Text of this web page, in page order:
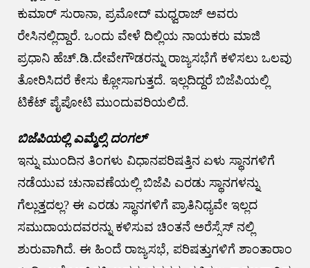
ಕುಮಾರ್ ಸುರಾನಾ, ಪ್ರಮೋದ್ ಮಧ್ವರಾಜ್ ಅವರು
ರೇಸಿನಲ್ಲಿದ್ದಾರೆ. ಒಂದು ವೇಳೆ ದಿಲ್ಲಿಯ ನಾಯಕರು ಮಾಜಿ
ಪ್ರಧಾನಿ ಹೆಚ್.ಡಿ.ದೇವೇಗೌಡರನ್ನು ರಾಜ್ಯಸಭೆಗೆ ಕಳಿಸಲು‌ ಒಲವು
ತೋರಿಸಿದರೆ ಕೇಸು ಕ್ಲೋಸಾಗುತ್ತದೆ. ಇಲ್ಲದಿದ್ದರೆ ಬಿಜೆಪಿಯಲ್ಲಿ
ಟಿಕೆಟ್ ಪೈಪೋಟಿ ಮುಂದುವರಿಯಲಿದೆ.
ಬಿಜೆಪಿಯಲ್ಲಿ ಎಮ್ಮೆಲ್ಸಿ ದಂಗಲ್
ಇನ್ನು ಮುಂದಿನ ತಿಂಗಳು ವಿಧಾನಪರಿಷತ್ತಿನ ಏಳು ಸ್ಥಾನಗಳಿಗೆ
ನಡೆಯುವ ಚುನಾವಣೆಯಲ್ಲಿ ಬಿಜೆಪಿ ಎರಡು ಸ್ಥಾನಗಳನ್ನು
ಗೆಲ್ಲುತ್ತದಲ್ಲ? ಈ ಎರಡು ಸ್ಥಾನಗಳಿಗೆ ಪ್ರಾತಿನಿಧ್ಯವೇ ಇಲ್ಲದ
ಸಮುದಾಯದವರನ್ನು ಕಳಿಸುವ ಚಿಂತನೆ ಅರೆಸ್ಸೆಸ್ ನಲ್ಲಿ
ಶುರುವಾಗಿದೆ. ಈ ಹಿಂದೆ ರಾಜ್ಯಸಭೆ, ಪರಿಷತ್ತುಗಳಿಗೆ ಶಾಂತಾರಾಂ